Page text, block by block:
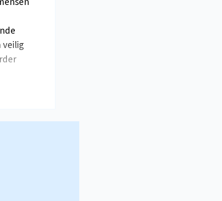
veilig